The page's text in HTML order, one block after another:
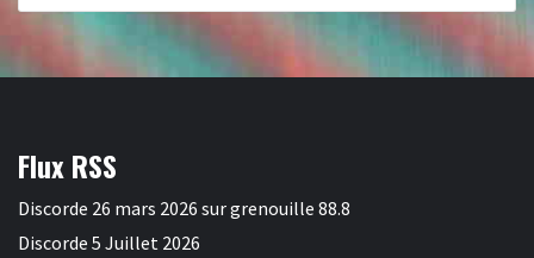
Flux RSS
Discorde 26 mars 2026 sur grenouille 88.8
Discorde 5 Juillet 2026